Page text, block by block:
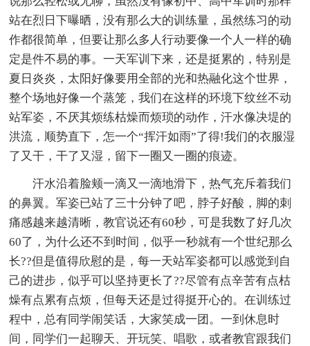
站在烈日下曝晒，没有那么大的训练量，虽然练习的动
作都很简单，但要让那么多人行动要像一个人一样的确
定是件不易的事。一天军训下来，还是挺累的，特别是
夏日炎炎，太阳好像要用全部的光和热融化这个世界，
整个场地好像一个蒸笼，我们在这样的环境下纹丝不动
站军姿，不厌其烦练枯燥而烦琐的动作，汗水像决堤的
洪流，顺势直下，怎一个“挥汗如雨”了得!我们的衣服湿
了又干，干了又湿，留下一圈又一圈的痕迹。
汗水沿着脸颊一滴又一滴地滑下，热气充斥着我们
的鼻翼。军姿已站了三十分钟了吧，脖子好酸，脚的刺
痛感越来越清晰，教官说还有60秒，可是我数了好几次
60了，为什么还不到时间，似乎一秒就有一个世纪那么
长??但是值得欣慰的是，每一天站军姿都可以感觉到自
己的进步，似乎可以坚持更长了??尽管有点辛苦有点枯
燥有点累有点烦，但每天还是过得挺开心的。在训练过
程中，总有同学闹笑话，大家笑成一团。一到休息时
间，同学们一起聊天、开玩笑、唱歌，或者教官跟我们